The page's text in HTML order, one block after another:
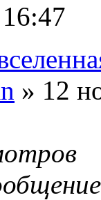
» 12